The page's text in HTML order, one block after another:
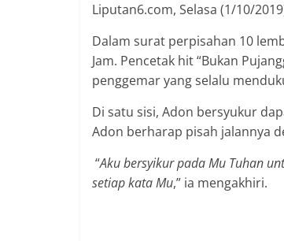
Liputan6.com, Selasa (1/10/
Dalam surat perpisahan 10
Jam. Pencetak hit “Bukan
penggemar yang selalu
Di satu sisi, Adon bersyukur
Adon berharap pisah jalannya
“Aku bersyikur pada Mu Tuhan
setiap kata Mu,” ia mengakhiri.